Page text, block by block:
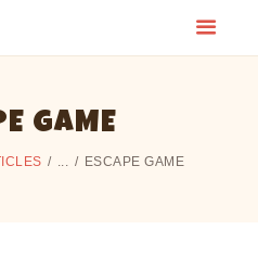
GAME
ESCAPE GAME